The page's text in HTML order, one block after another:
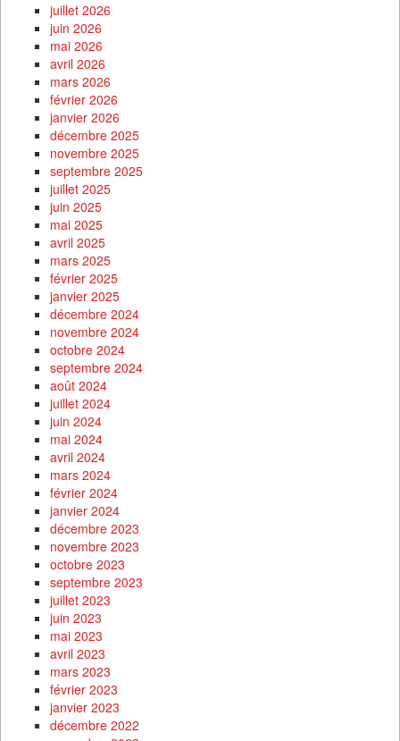
juillet 2026
juin 2026
mai 2026
avril 2026
mars 2026
février 2026
janvier 2026
décembre 2025
novembre 2025
septembre 2025
juillet 2025
juin 2025
mai 2025
avril 2025
mars 2025
février 2025
janvier 2025
décembre 2024
novembre 2024
octobre 2024
septembre 2024
août 2024
juillet 2024
juin 2024
mai 2024
avril 2024
mars 2024
février 2024
janvier 2024
décembre 2023
novembre 2023
octobre 2023
septembre 2023
juillet 2023
juin 2023
mai 2023
avril 2023
mars 2023
février 2023
janvier 2023
décembre 2022